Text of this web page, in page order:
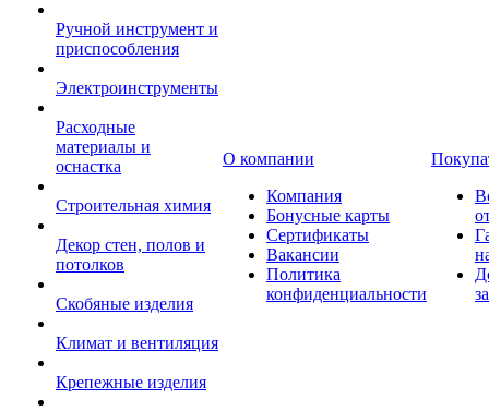
Ручной инструмент и
приспособления
Электроинструменты
Расходные
материалы и
оснастка
Строительная химия
Декор стен, полов и
потолков
Скобяные изделия
Климат и вентиляция
Крепежные изделия
О компании
Компания
Бонусные карты
Сертификаты
Вакансии
Политика
конфиденциальности